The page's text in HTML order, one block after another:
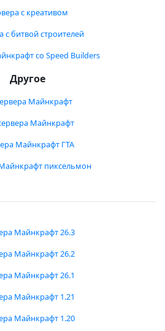
с креативом
с битвой строителей
со Speed Builders
Другое
Майнкрафт
Майнкрафт
Майнкрафт ГТА
пиксельмон
Майнкрафт 26.3
Майнкрафт 26.2
Майнкрафт 26.1
Майнкрафт 1.21
Майнкрафт 1.20